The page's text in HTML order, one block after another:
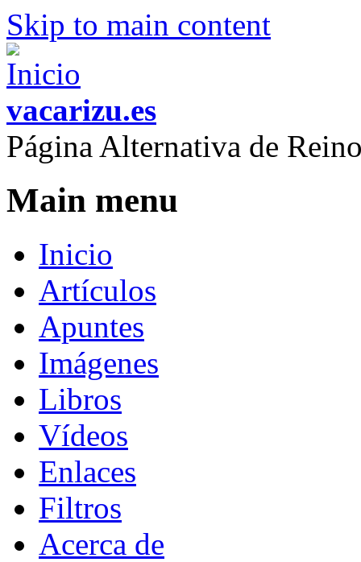
Skip to main content
vacarizu.es
Página Alternativa de
Main menu
Inicio
Artículos
Apuntes
Imágenes
Libros
Vídeos
Enlaces
Filtros
Acerca de